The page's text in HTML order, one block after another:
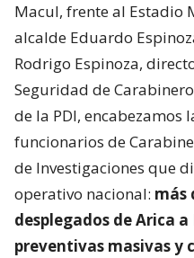
Macul, frente al Estadio
alcalde Eduardo
Rodrigo Espinoza,
Seguridad de
de la PDI, encabezamos
funcionarios de
de Investigaciones que
operativo nacional: más
desplegados de Arica
preventivas masivas y